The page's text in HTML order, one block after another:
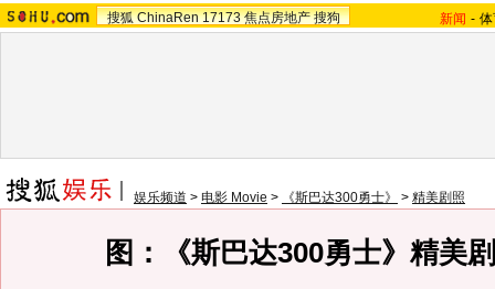
搜狐 ChinaRen 17173 焦点房地产 搜狗 新闻 -
娱乐频道 > 电影 Movie > 《斯巴达300勇士》 > 精美剧照
图：《斯巴达300勇士》精美